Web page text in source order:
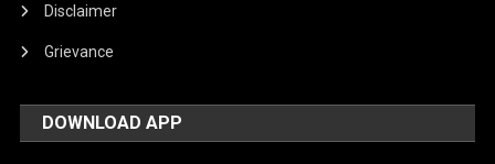
Disclaimer
Grievance
DOWNLOAD APP